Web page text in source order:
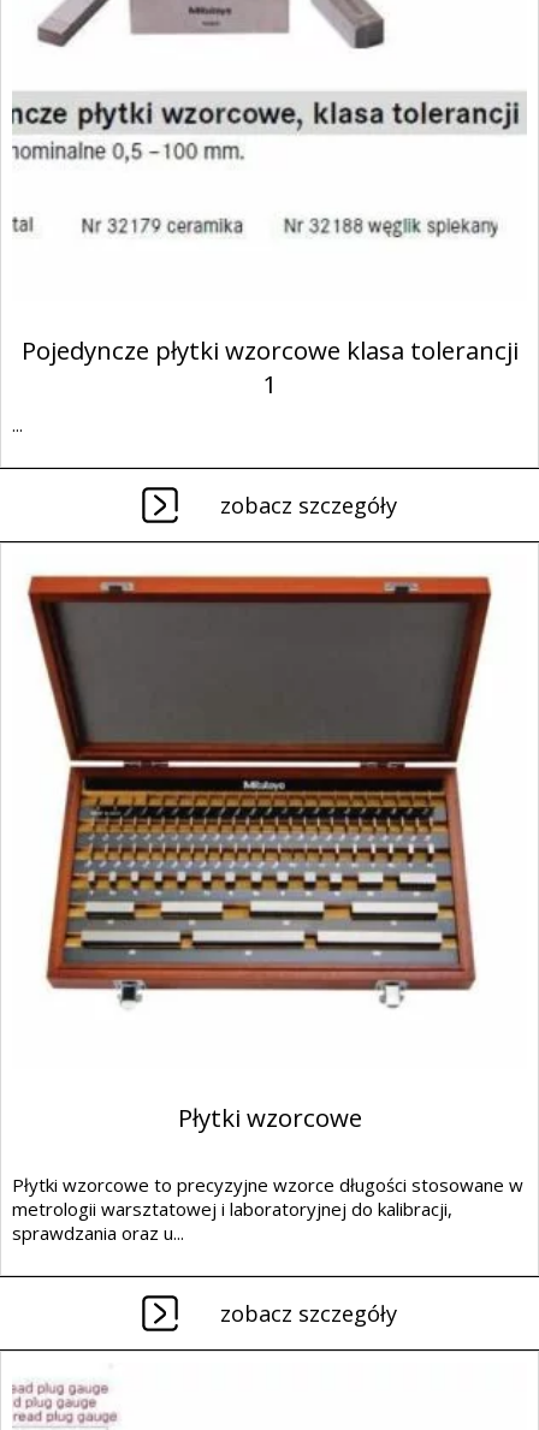
Pojedyncze płytki wzorcowe klasa tolerancji
1
...
zobacz szczegóły
Płytki wzorcowe
Płytki wzorcowe to precyzyjne wzorce długości stosowane w
metrologii warsztatowej i laboratoryjnej do kalibracji,
sprawdzania oraz u...
zobacz szczegóły